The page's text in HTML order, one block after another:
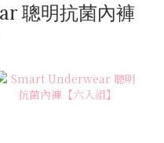
聰明抗菌內褲